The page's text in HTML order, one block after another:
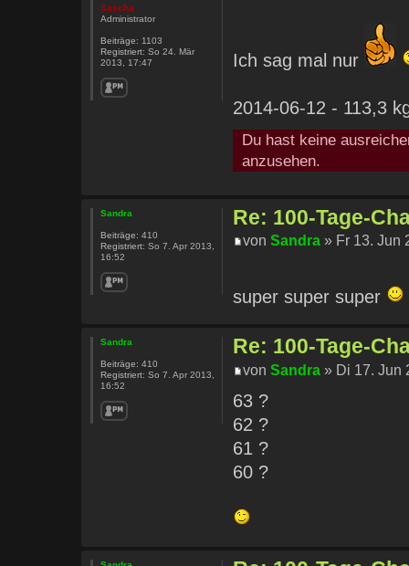
Ich sag mal nur
2014-06-12 - 113,3
Du hast keine
anzusehen.
Sascha
Administrator
Beiträge: 1103
Registriert: So 24. Mär
2013, 17:47
Re: 100-Tage-
vonSandra » Fr 13. Jun
super super super
Sandra
Beiträge: 410
Registriert: So 7. Apr 2013,
16:52
Re: 100-Tage-
vonSandra » Di 17. Jun
63 ?
62 ?
61 ?
60 ?
Sandra
Beiträge: 410
Registriert: So 7. Apr 2013,
16:52